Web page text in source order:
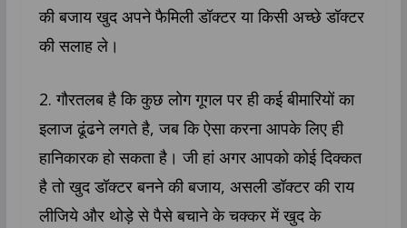
की बजाय खुद अपने फैमिली डॉक्टर या किसी अच्छे डॉक्टर
की सलाह ले।
2. गौरतलब है कि कुछ लोग गूगल पर ही कई बीमारियों का
इलाज ढूंढने लगते है, जब कि ऐसा करना आपके लिए ही
हानिकारक हो सकता है। जी हां अगर आपको कोई दिक्कत
है तो खुद डॉक्टर बनने की बजाय, असली डॉक्टर की राय
लीजिये और थोड़े से पैसे बचाने के चक्कर में खुद के